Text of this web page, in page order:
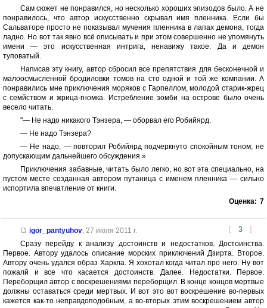
Сам сюжет не понравился, но несколько хороших эпизодов было. А не
понравилось, что автор искусственно скрывал имя пленника. Если бы
Сальваторе просто не показывал мучения пленника в лапах демона, тогда
ладно. Но вот так явно всё описывать и при этом совершенно не упомянуть
имени — это искусственная интрига, ненавижу такое. Да и демон
туповатый.
Написав эту книгу, автор сбросил все препятствия для бесконечной и
малоосмысленной бродиловки томов на сто одной и той же компании. А
понравились мне приключения моряков с Гарпеллом, молодой старик-жрец
с семйством и жрица-гномка. Истребление зомби на острове было очень
весело читать.
"— Не надо никакого Тэнзера, — оборвал его Робийярд.
— Не надо Тэнзера?
— Не надо, — повторил Робийярд подчеркнуто спокойным тоном, не
допускающим дальнейшего обсуждения.»
Приключения забавные, читать было легко, но вот эта специально, на
пустом месте созданная автором путаница с именем пленника — сильно
испортила впечатление от книги.
Оценка: 7
[ 3 ]
igor_pantyuhov, 27 июля 2011 г.
Сразу перейду к анализу достоинств и недостатков. Достоинства.
Первое. Автору удалось описание морских приключений Дзирта. Второе.
Автору очень удался образ Харкла. Я хохотал когда читал про него. Ну вот
пожалй и все что касается достоинств. Далее. Недостатки. Первое.
Переборщил автор с воскрешениями переборщил. В конце концов мертвые
должны оставаться среди мертвых. И вот это вот воскрешение во-первых
кажется как-то неправдоподобным, а во-вторых этим воскрешением автор